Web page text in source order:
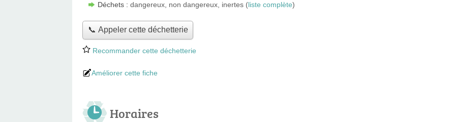
Déchets : dangereux, non dangereux, inertes (liste complète)
📞 Appeler cette déchetterie
Recommander cette déchetterie
Améliorer cette fiche
Horaires